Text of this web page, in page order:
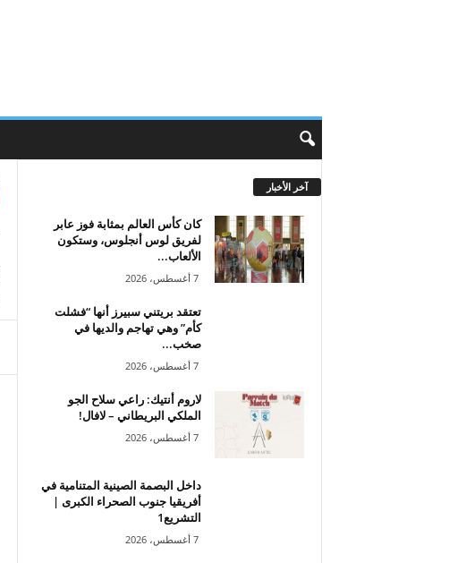
آخر الأخبار
كان كأس العالم بمثابة فوز عابر
لفريق لوس أنجلوس، وستكون
الألعاب...
7 أغسطس، 2026
تعتقد بريتني سبيرز أنها “فشلت
كأم” وهي تهاجم والديها في
صخب...
7 أغسطس، 2026
لاروم أنتيك: راعي سلاح الجو
الملكي البريطاني – لافال!
7 أغسطس، 2026
داخل البصمة الصينية المتنامية في
أفريقيا جنوب الصحراء الكبرى |
التشريع1
7 أغسطس، 2026